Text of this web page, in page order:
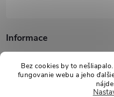
Bez cookies by to
fungovanie webu a jeho
Informace
Podpora